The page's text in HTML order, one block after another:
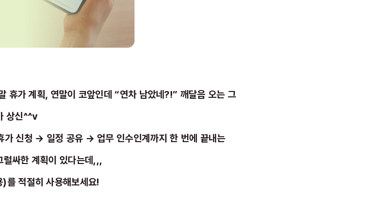
휴가 계획, 연말이 코앞인데 “연차 남았네?!” 깨달음 오는 그
상신^^v
가 신청 → 일정 공유 → 업무 인수인계까지 한 번에 끝내는
럴싸한 계획이 있다는데,,,
를 적절히 사용해보세요!